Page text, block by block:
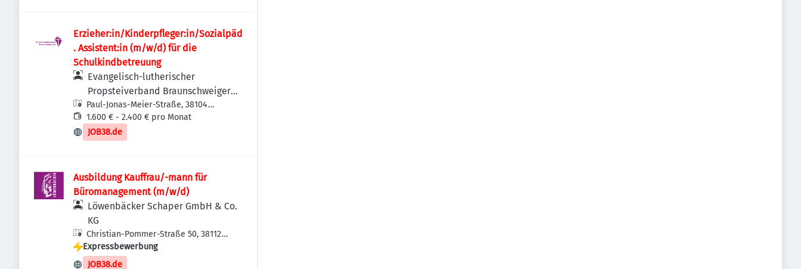
Erzieher:in/Kinderpfleger:in/Sozialpäd
. Assistent:in (m/w/d) für die
Schulkindbetreuung
Evangelisch-lutherischer
Propsteiverband Braunschweiger
Land
Paul-Jonas-Meier-Straße, 38104
Braunschweig-Wabe-Schunter-
Beberbach, Deutschland
1.600 € - 2.400 € pro Monat
JOB38.de
Ausbildung Kauffrau/-mann für
Büromanagement (m/w/d)
Löwenbäcker Schaper GmbH & Co.
KG
Christian-Pommer-Straße 50, 38112
Braunschweig, Deutschland
Expressbewerbung
JOB38.de